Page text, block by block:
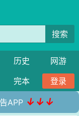
搜索
历史
网游
完本 登录
APP ↓↓↓